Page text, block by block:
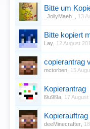
Bitte um
_JollyMaeh_ 13
Bitte kopiert
Lay 12 August
copierantrag
mctorben 15
Kopierantrag
l9u9l9a 17 August
deeMinecrafter